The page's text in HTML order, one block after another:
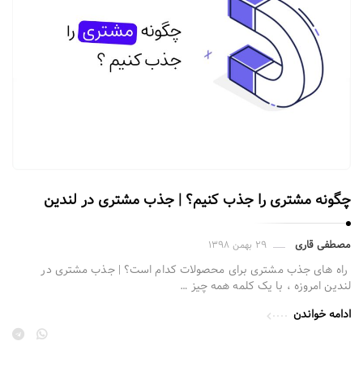
چگونه مشتری را جذب کنیم؟ | جذب مشتری در لندین
مصطفی قاری ۲۹ بهمن ۱۳۹۸
راه های جذب مشتری برای محصولات کدام است؟ | جذب مشتری در
لندین امروزه ، با یک کلمه همه چیز …
ادامه خواندن